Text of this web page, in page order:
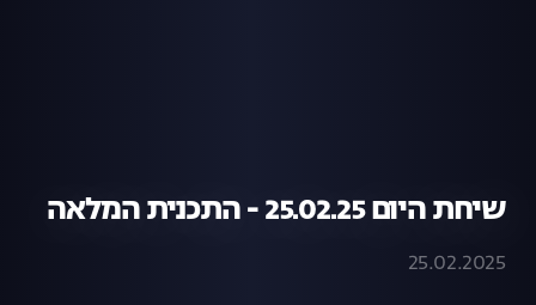
שיחת היום 25.02.25 - התכנית המלאה
25.02.2025